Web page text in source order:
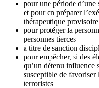
pour une période d’une
et pour en préparer
thérapeutique
pour protéger la
personnes tierces
à titre de sanction
pour empêcher, si des
qu’un détenu influence
susceptible de favoriser
terroristes